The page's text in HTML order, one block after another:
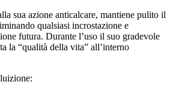
sua azione anticalcare, mantiene pulito il
qualsiasi incrostazione e
futura. Durante l’uso il suo gradevole
la “qualità della vita” all’interno